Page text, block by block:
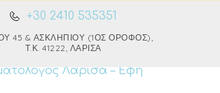
+30 2410 535351
45 & ΑΣΚΛΗΠΙΟΎ (1ΟΣ ΌΡΟΦΟΣ),
Τ.Κ. 41222, ΛΆΡΙΣΑ